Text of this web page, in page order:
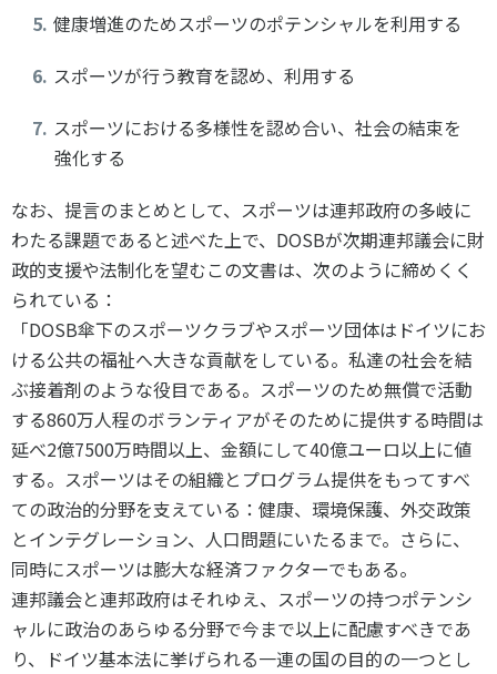
健康増進のためスポーツのポテンシャルを利用する
スポーツが行う教育を認め、利用する
スポーツにおける多様性を認め合い、社会の結束を
強化する
なお、提言のまとめとして、スポーツは連邦政府の多岐に
わたる課題であると述べた上で、DOSBが次期連邦議会に財
政的支援や法制化を望むこの文書は、次のように締めくく
られている：
「DOSB傘下のスポーツクラブやスポーツ団体はドイツにお
ける公共の福祉へ大きな貢献をしている。私達の社会を結
ぶ接着剤のような役目である。スポーツのため無償で活動
する860万人程のボランティアがそのために提供する時間は
延べ2億7500万時間以上、金額にして40億ユーロ以上に値
する。スポーツはその組織とプログラム提供をもってすべ
ての政治的分野を支えている：健康、環境保護、外交政策
とインテグレーション、人口問題にいたるまで。さらに、
同時にスポーツは膨大な経済ファクターでもある。
連邦議会と連邦政府はそれゆえ、スポーツの持つポテンシ
ャルに政治のあらゆる分野で今まで以上に配慮すべきであ
り、ドイツ基本法に挙げられる一連の国の目的の一つとし